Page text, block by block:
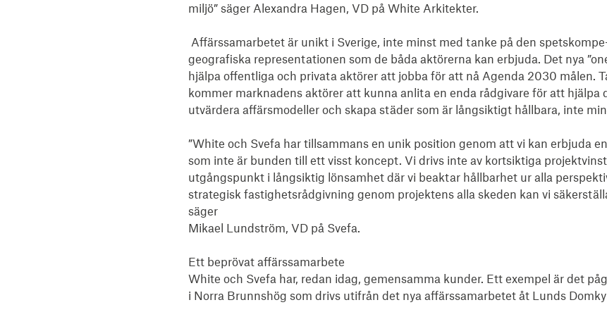
miljö” säger Alexandra Hagen, VD på White Arkitekter.
Affärssamarbetet är unikt i Sverige, inte minst med tanke på den
geografiska representationen som de båda aktörerna kan erbjuda. Det nya
hjälpa offentliga och privata aktörer att jobba för att nå Agenda 2030 målen.
kommer marknadens aktörer att kunna anlita en enda rådgivare för att hjälpa
utvärdera affärsmodeller och skapa städer som är långsiktigt hållbara, inte
”White och Svefa har tillsammans en unik position genom att vi kan erbjuda
som inte är bunden till ett visst koncept. Vi drivs inte av kortsiktiga
utgångspunkt i långsiktig lönsamhet där vi beaktar hållbarhet ur alla
strategisk fastighetsrådgivning genom projektens alla skeden kan vi
säger
Mikael Lundström, VD på Svefa.
Ett beprövat affärssamarbete
White och Svefa har, redan idag, gemensamma kunder. Ett exempel är det
i Norra Brunnshög som drivs utifrån det nya affärssamarbetet åt Lunds